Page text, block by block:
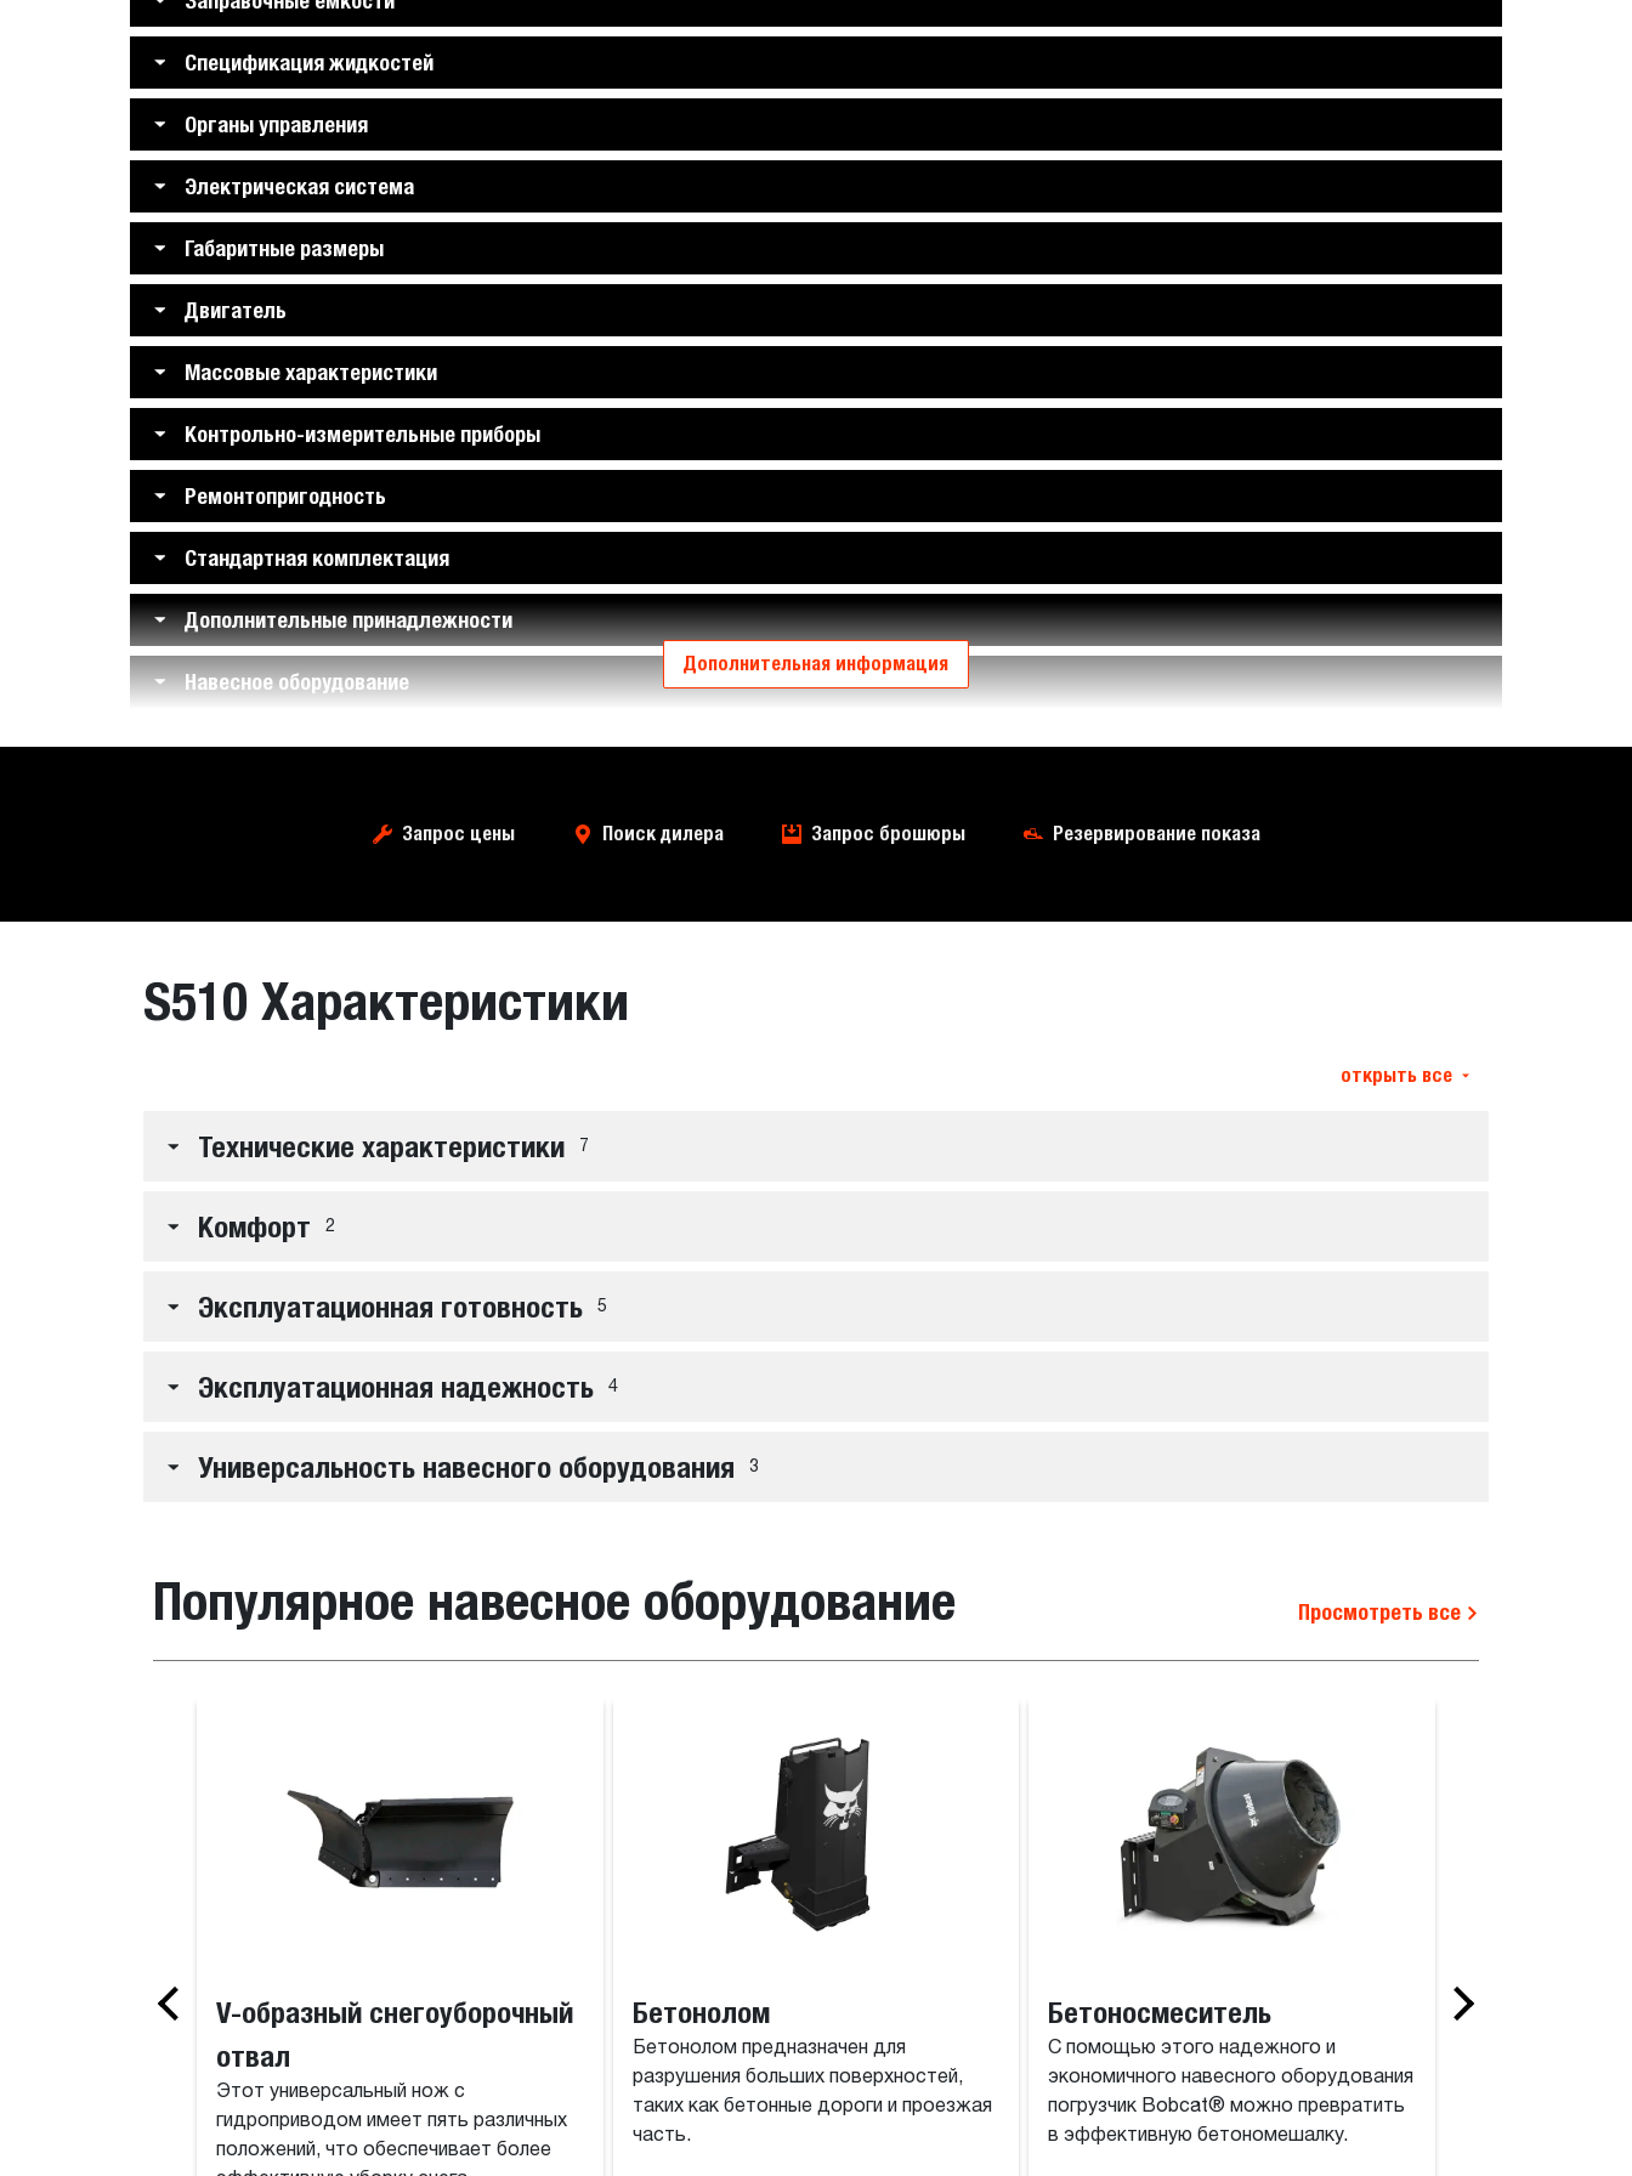
Спецификация жидкостей
Органы управления
Электрическая система
Габаритные размеры
Двигатель
Массовые характеристики
Контрольно-измерительные приборы
Ремонтопригодность
Стандартная комплектация
Дополнительные принадлежности
Навесное оборудование
Дополнительная информация
Запрос цены Поиск дилера Запрос брошюры Резервирование показа
S510 Характеристики
открыть все
Технические характеристики 7
Комфорт 2
Эксплуатационная готовность 5
Эксплуатационная надежность 4
Универсальность навесного оборудования 3
Популярное навесное оборудование Просмотреть все
V-образный снегоуборочный
отвал
Этот универсальный нож с
гидроприводом имеет пять различных
положений, что обеспечивает более
Бетонолом
Бетонолом предназначен для
разрушения больших поверхностей,
таких как бетонные дороги и проезжая
часть.
Бетоносмеситель
С помощью этого надежного и
экономичного навесного оборудования
погрузчик Bobcat® можно превратить
в эффективную бетономешалку.